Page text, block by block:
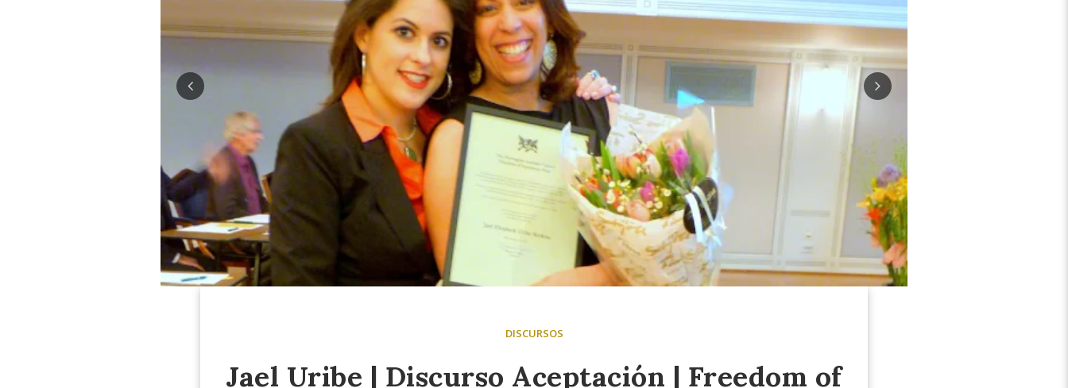
DISCURSOS
Jael Uribe | Discurso Aceptación | Freedom of